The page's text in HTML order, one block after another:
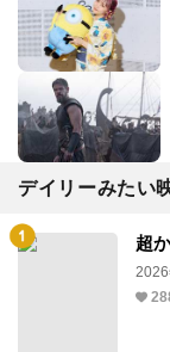
デイリーみたい
超